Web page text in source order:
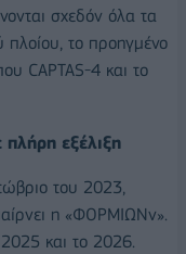
σχεδόν όλα τα
το προηγμένο
CAPTAS-4 και το
εξέλιξη
του 2023,
η «ΦΟΡΜΙΩΝν».
και το 2026.